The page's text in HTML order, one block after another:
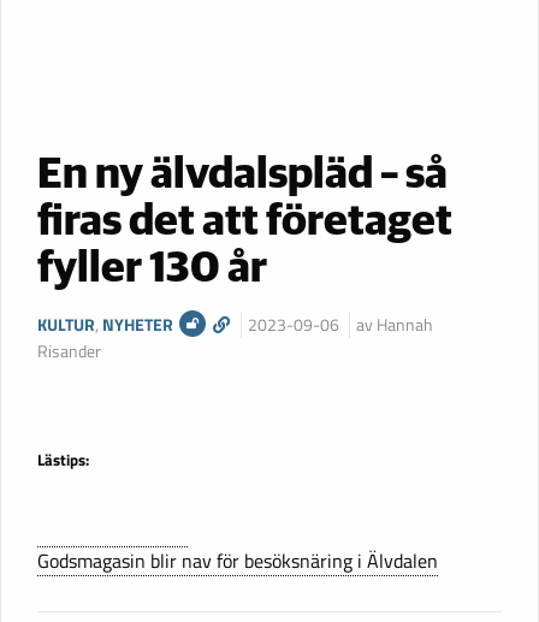
En ny älvdalspläd – så
firas det att företaget
fyller 130 år
KULTUR, NYHETER 2023-09-06
av Hannah
Risander
Lästips:
Godsmagasin blir nav för besöksnäring i Älvdalen